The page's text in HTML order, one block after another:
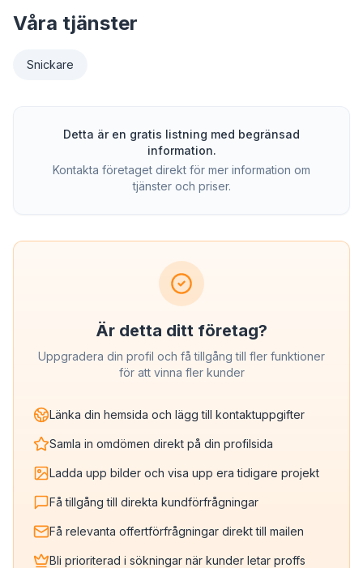
Våra tjänster
Snickare
Detta är en gratis listning med begränsad
information.
Kontakta företaget direkt för mer information om
tjänster och priser.
Är detta ditt företag?
Uppgradera din profil och få tillgång till fler funktioner
för att vinna fler kunder
Länka din hemsida och lägg till kontaktuppgifter
Samla in omdömen direkt på din profilsida
Ladda upp bilder och visa upp era tidigare projekt
Få tillgång till direkta kundförfrågningar
Få relevanta offertförfrågningar direkt till mailen
Bli prioriterad i sökningar när kunder letar proffs